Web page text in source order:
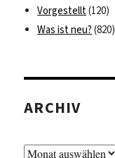
Vorgestellt(120)
Was ist neu? (820)
ARCHIV
Archiv